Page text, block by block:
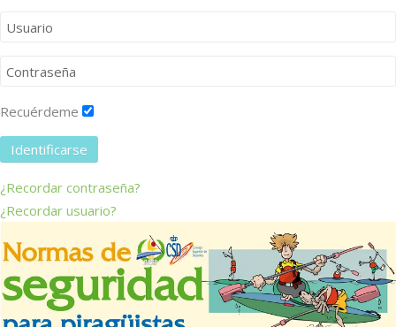
Recuérdeme
Identificarse
¿Recordar contraseña?
¿Recordar usuario?